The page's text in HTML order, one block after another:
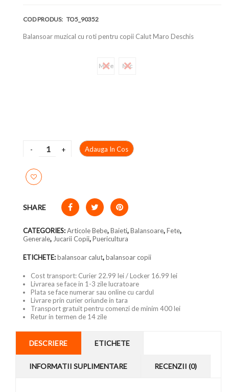
COD PRODUS: TO5_90352
Balansoar muzical cu roti pentru copii Calut Maro Deschis
Mare Mic
Adauga In Cos
SHARE
CATEGORIES:Articole Bebe,Baieti,Balansoare,Fete,
Generale, Jucarii Copii,Puericultura
ETICHETE:balansoar calut,balansoar copii
Cost transport: Curier 22.99 lei / Locker 16.99 lei
Livrarea se face in 1-3 zile lucratoare
Plata se face numerar sau online cu cardul
Livrare prin curier oriunde in tara
Transport gratuit pentru comenzi de minim 400 lei
Retur in termen de 14 zile
DESCRIERE ETICHETE
INFORMATII SUPLIMENTARE RECENZII (0)